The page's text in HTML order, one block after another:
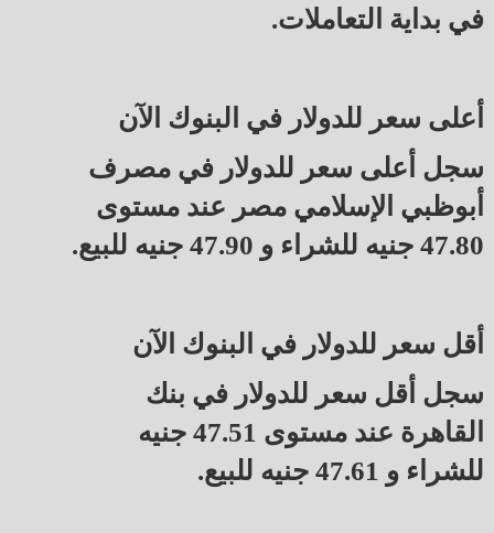
في بداية التعاملات.
أعلى سعر للدولار في البنوك الآن
سجل أعلى سعر للدولار في مصرف
أبوظبي الإسلامي مصر عند مستوى
47.80 جنيه للشراء و 47.90 جنيه للبيع.
أقل سعر للدولار في البنوك الآن
سجل أقل سعر للدولار في بنك
القاهرة عند مستوى 47.51 جنيه
للشراء و 47.61 جنيه للبيع.